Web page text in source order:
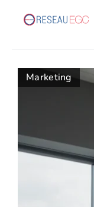
Marketing